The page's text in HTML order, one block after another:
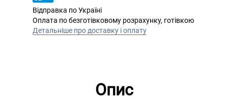
Відправка по Україні
Оплата по безготівковому розрахунку, готівкою
Детальніше про доставку і оплату
Опис